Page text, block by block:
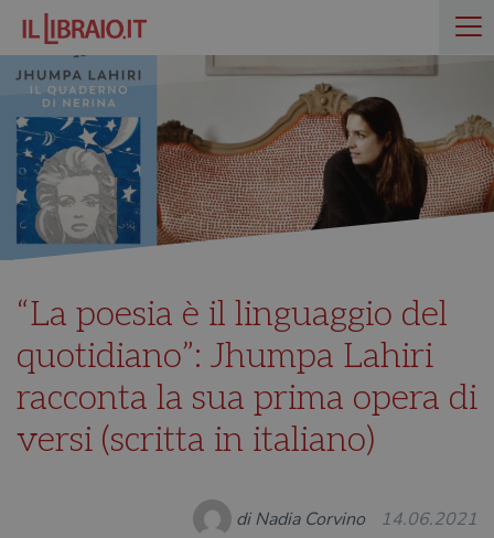
“La poesia è il linguaggio del
quotidiano”: Jhumpa Lahiri
racconta la sua prima opera di
versi (scritta in italiano)
di Nadia Corvino 14.06.2021